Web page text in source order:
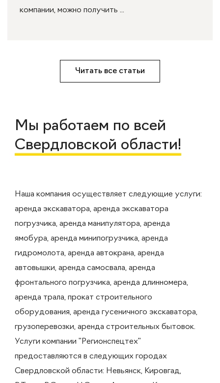
компании, можно получить ...
Читать все статьи
Мы работаем по всей
Свердловской области!
Наша компания осуществляет следующие услуги:
аренда экскаватора, аренда экскаватора
погрузчика, аренда манипулятора, аренда
ямобура, аренда минипогрузчика, аренда
гидромолота, аренда автокрана, аренда
автовышки, аренда самосвала, аренда
фронтального погрузчика, аренда длинномера,
аренда трала, прокат строительного
оборудования, аренда гусеничного экскаватора,
грузоперевозки, аренда строительных бытовок.
Услуги компании "Регионспецтех"
предоставляются в следующих городах
Свердловской области: Невьянск, Кировгад,